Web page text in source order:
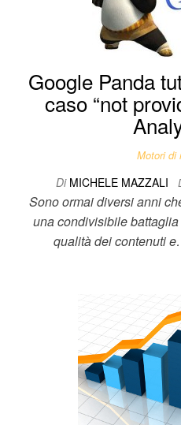
Google Panda
caso “not
Motori di
Di MICHELE MAZZALI
Sono ormai diversi anni
una condivisibile
qualità dei contenuti